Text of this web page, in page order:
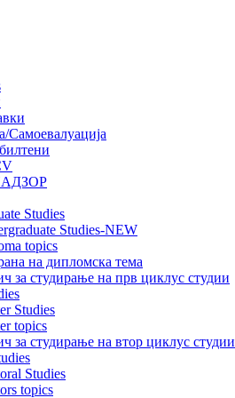
Самоевалуација
Studies
Studies-NEW
topics
на дипломска тема
за студирање на прв циклус студии
Studies
topics
за студирање на втор циклус студии
Studies
topics